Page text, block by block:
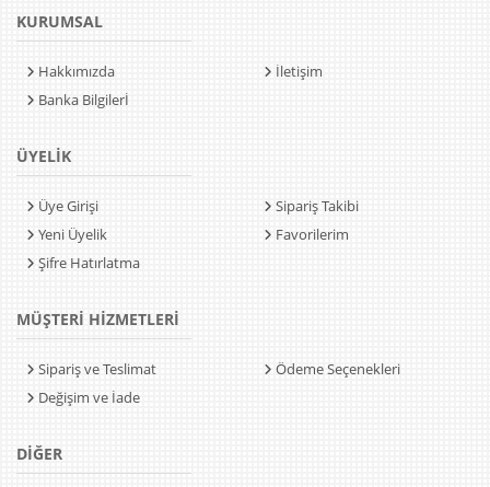
KURUMSAL
Hakkımızda
Banka Bilgilerİ
İletişim
ÜYELİK
Üye Girişi
Yeni Üyelik
Şifre Hatırlatma
Sipariş Takibi
Favorilerim
MÜŞTERİ HİZMETLERİ
Sipariş ve Teslimat
Değişim ve İade
Ödeme Seçenekleri
DİĞER